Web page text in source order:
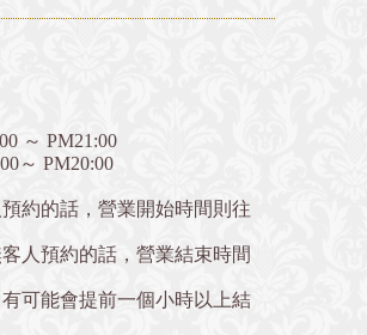
～ PM21:00
～ PM20:00
約的話，營業開始時間則往
人預約的話，營業結束時間
可能會提前一個小時以上結